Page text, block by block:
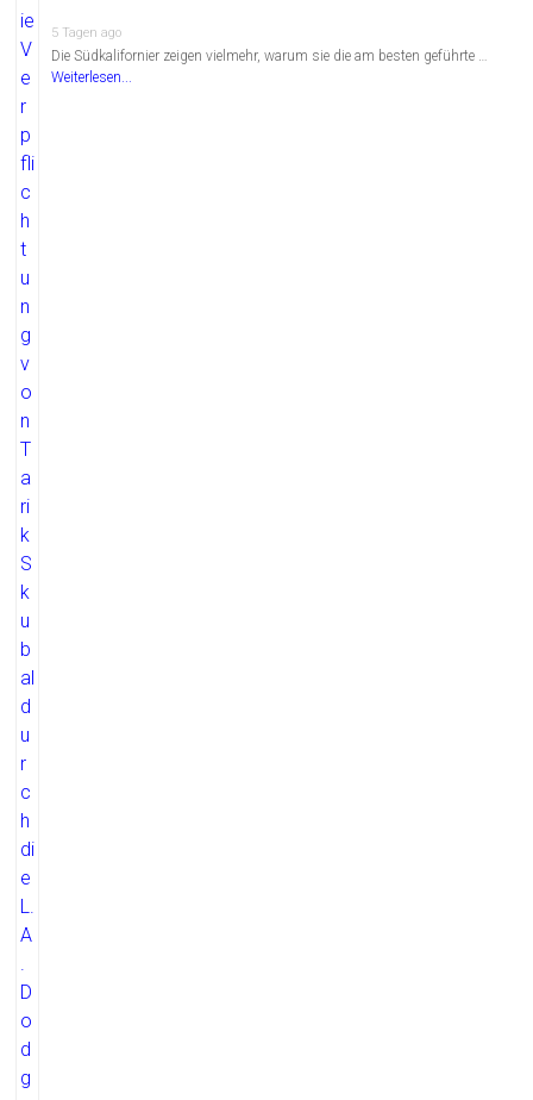
5 Tagen ago
Die Südkalifornier zeigen vielmehr, warum sie die am besten geführte …
Weiterlesen...